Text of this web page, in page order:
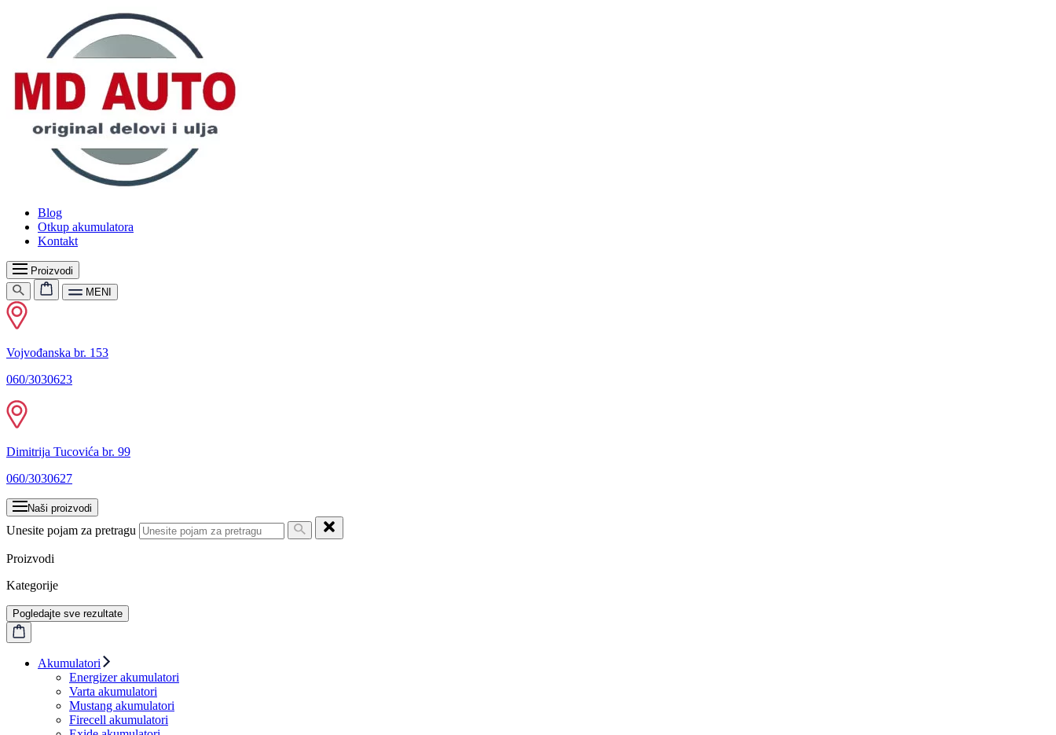
Blog
Otkup akumulatora
Kontakt
Proizvodi
MENI
Vojvođanska br. 153
060/3030623
Dimitrija Tucovića br. 99
060/3030627
Naši proizvodi
Unesite pojam za pretragu
Proizvodi
Kategorije
Pogledajte sve rezultate
Akumulatori
Energizer akumulatori
Varta akumulatori
Mustang akumulatori
Firecell akumulatori